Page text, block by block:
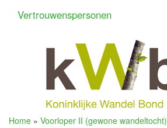
Vertrouwenspersonen
Home » Voorloper II (gewone wandeltocht)